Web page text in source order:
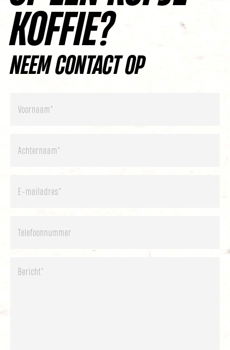
NEEM CONTACT OP
mailadres *
KOFFIE?